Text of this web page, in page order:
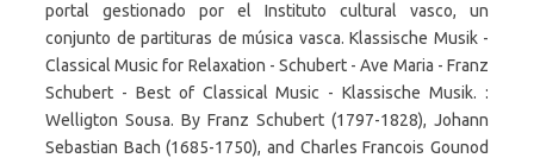
portal gestionado por el Instituto cultural vasco, un
conjunto de partituras de música vasca. Klassische Musik -
Classical Music for Relaxation - Schubert - Ave Maria - Franz
Schubert - Best of Classical Music - Klassische Musik. :
Welligton Sousa. By Franz Schubert (1797-1828), Johann
Sebastian Bach (1685-1750), and Charles Francois Gounod